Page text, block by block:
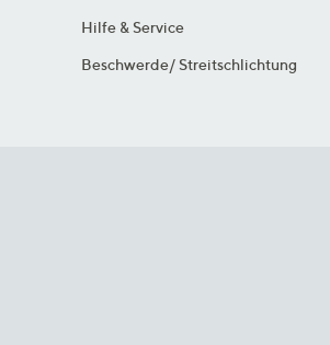
Hilfe & Service
Beschwerde/ Streitschlichtung